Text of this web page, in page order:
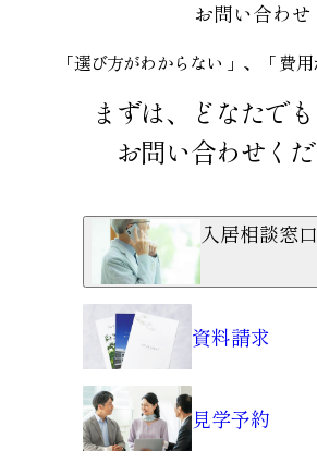
お問い合わせ
「選び方がわからない 」、「 費
まずは、どなたで
お問い合わせくだ
入居相談窓口
資料請求
見学予約